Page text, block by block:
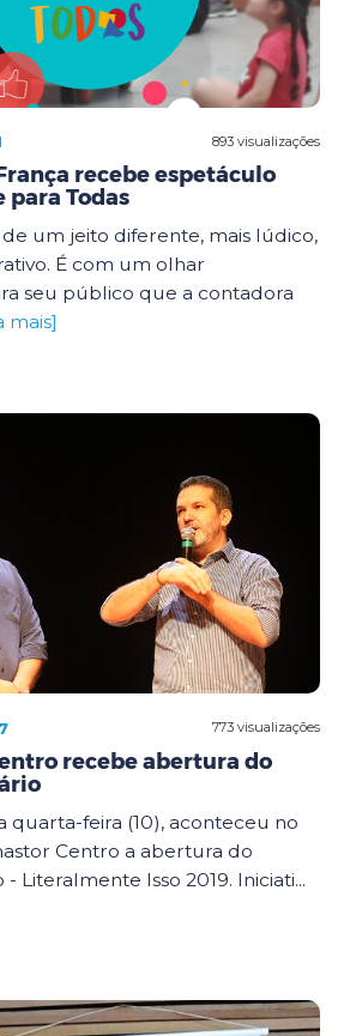
893 visualizações
recebe espetáculo
Todas
um jeito diferente, mais lúdico,
É com um olhar
seu público que a contadora
mais]
773 visualizações
recebe abertura do
quarta-feira (10), aconteceu no
Centro a abertura do
- Literalmente Isso 2019. Iniciati...